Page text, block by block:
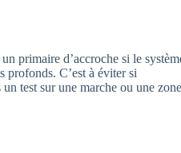
primaire d’accroche si le
profonds. C’est à éviter si
test sur une marche ou une zone